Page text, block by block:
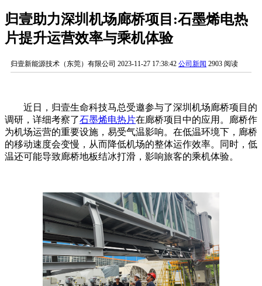
归壹助力深圳机场廊桥项目:石墨烯电热
片提升运营效率与乘机体验
归壹新能源技术（东莞）有限公司 2023-11-27 17:38:42 公司新闻 2903 阅读
近日，归壹生命科技马总受邀参与了深圳机场廊桥项目的
调研，详细考察了石墨烯电热片在廊桥项目中的应用。廊桥作
为机场运营的重要设施，易受气温影响。在低温环境下，廊桥
的移动速度会变慢，从而降低机场的整体运作效率。同时，低
温还可能导致廊桥地板结冰打滑，影响旅客的乘机体验。